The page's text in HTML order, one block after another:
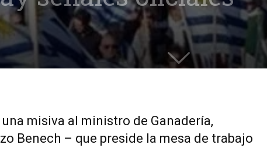
misiva al ministro de Ganadería,
Benech – que preside la mesa de trabajo